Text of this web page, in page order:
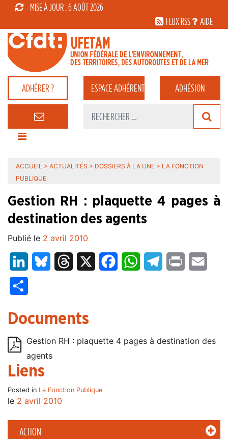
MISE À JOUR : 6 AOÛT 2026
FLUX RSS
AIDE
ADHÉRER ? ESPACEADHÉRENT ADHÉSION
ACTION
ACCUEIL > ACTUALITÉS > DOSSIERS À LA UNE > LA FONCTION
PUBLIQUE
Gestion RH : plaquette 4 pages à
destination des agents
Publié le 2 avril 2010
LinkedInBluesky Threads FacebookWhatsAppTelegram
Print
Documents
Gestion RH : plaquette 4 pages à destination des
agents
Liens
Posted in La Fonction Publique
le 2 avril 2010